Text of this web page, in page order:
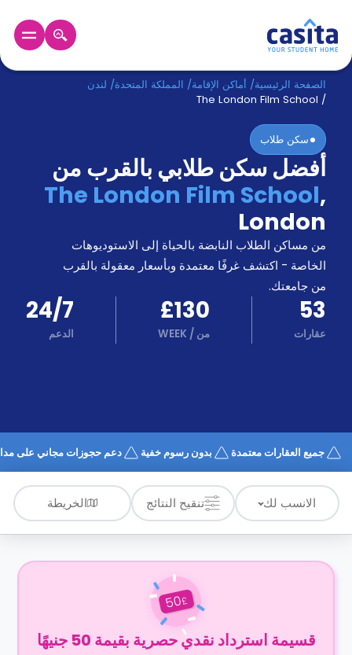
الرئيسية عربي GBP
دخول
حجز
السكن
من
نحن؟
المدونة
أخبر
أصدقائك
و
اكسب
كن
شريكا
الدعم
كيف
تعمل؟
الأسئلة
الشائعة
الصفحة الرئيسية/ أماكن الإقامة/ المملكة المتحدة/ لندن
/
The London Film School
سكن طلاب
أفضل سكن طلابي بالقرب من
The London Film School,
London
من مساكن الطلاب النابضة بالحياة إلى الاستوديوهات
الخاصة - اكتشف غرفًا معتمدة وبأسعار معقولة بالقرب
من جامعتك.
53
عقارات
£130
من /
WEEK
24/7
الدعم
جميع العقارات معتمدة بدون رسوم خفية دعم حجوزات مجاني على مدار
الانسب لك تنقيح النتائج الخريطة
£
50
قسيمة استرداد نقدي حصرية بقيمة 50 جنيهًا